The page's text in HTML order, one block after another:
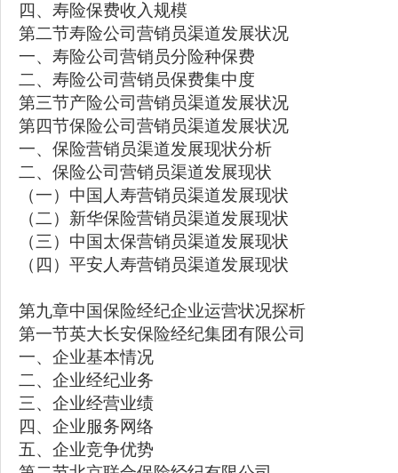
四、寿险保费收入规模
第二节寿险公司营销员渠道发展状况
一、寿险公司营销员分险种保费
二、寿险公司营销员保费集中度
第三节产险公司营销员渠道发展状况
第四节保险公司营销员渠道发展状况
一、保险营销员渠道发展现状分析
二、保险公司营销员渠道发展现状
（一）中国人寿营销员渠道发展现状
（二）新华保险营销员渠道发展现状
（三）中国太保营销员渠道发展现状
（四）平安人寿营销员渠道发展现状
第九章中国保险经纪企业运营状况探析
第一节英大长安保险经纪集团有限公司
一、企业基本情况
二、企业经纪业务
三、企业经营业绩
四、企业服务网络
五、企业竞争优势